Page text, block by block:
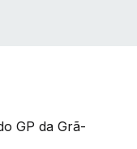
GP da Grã-